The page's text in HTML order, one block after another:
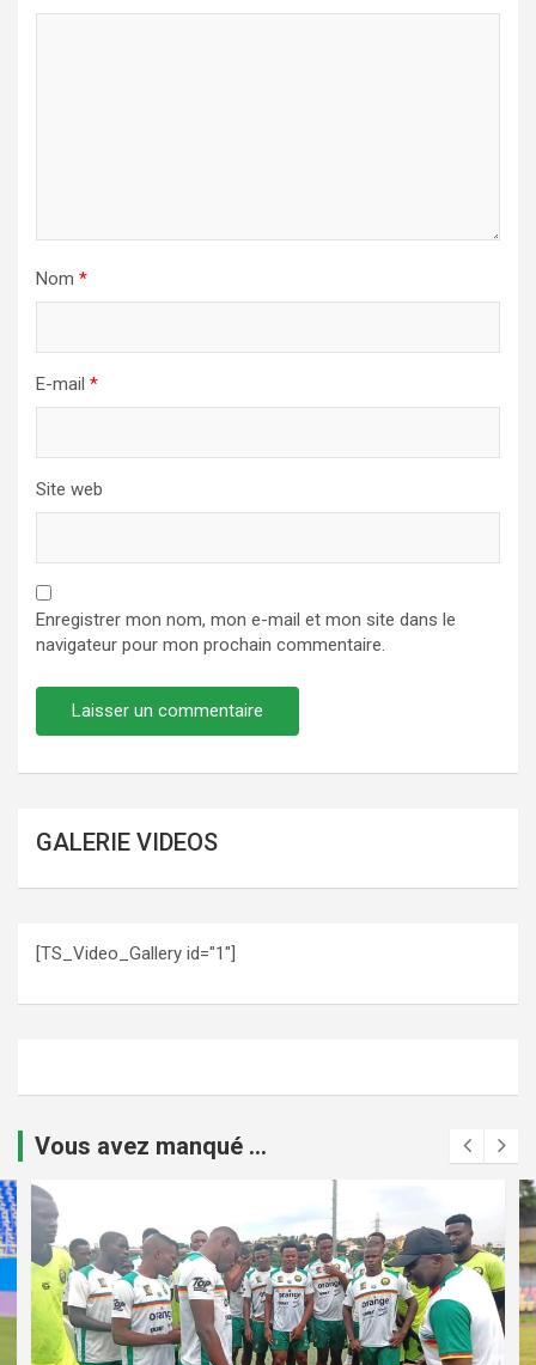
Nom *
E-mail *
Site web
Enregistrer mon nom, mon e-mail et mon site dans le
navigateur pour mon prochain commentaire.
GALERIE VIDEOS
[TS_Video_Gallery id="1"]
Vous avez manqué ...